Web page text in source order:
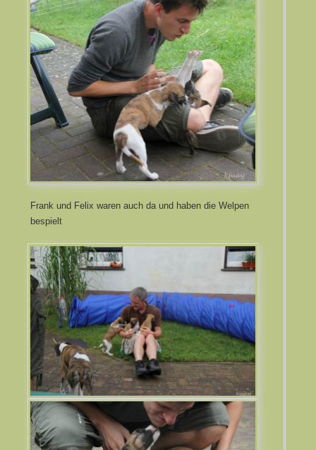
Frank und Felix waren auch da und haben die Welpen
bespielt